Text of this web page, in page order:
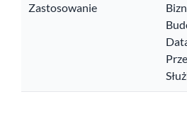
Zastosowanie